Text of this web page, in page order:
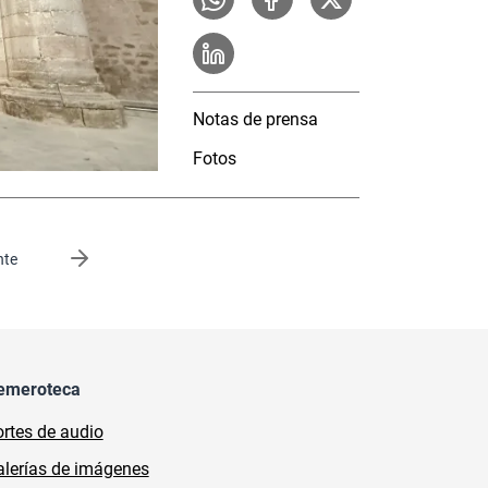
Notas de prensa
Fotos
de audio
de imágenes